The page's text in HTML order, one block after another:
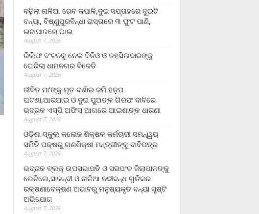
ବଢ଼ିଲା ନାଳିଆ ରେବ କପାଳି,ଦୁଇ ସପ୍ତାହରେ ଦୁଇଟି
ବନ୍ୟା, ବିଷ୍ଣୁପୁରବିନ୍ଧା ରାସ୍ତାରେ ୩ ଫୁଟ ପାଣି,
ଇଟାପାଳରେ ଘାଇ
August 7, 2026
ରିଲିଫ ବଂଟନକୁ ନେଇ ବିଡିଓ ଓ ତହସିଲଦାରଙ୍କୁ
ଘେରିଲା ଧାମନଗର ବିଜେଡି
August 7, 2026
ଜୀବିତ ମା’ଙ୍କୁ ମୃତ ଦର୍ଶାଇ ଜମି ହଡ଼ପ
ଘଟଣା,ଆରଆଇ ଓ ଦୁଇ ପୁଅଙ୍କ ଗିରଫ ଦାବିରେ
ଭଦ୍ରକ ଏସ୍‌ପି ଅଫିସ ଆଗରେ ଆଇଶାଙ୍କ ଧାରଣା
August 7, 2026
ଓଡ଼ିଶା ସ୍କୁଲ କଲେଜ ଶିକ୍ଷକ କର୍ମଚାରୀ ସମନ୍ୱୟ
ସମିତି ପକ୍ଷରୁ ଗଣଶିକ୍ଷା ମନ୍ତ୍ରୀଙ୍କୁ ଦାବିପତ୍ର
August 7, 2026
ଭଦ୍ରକ ବ୍ଲକ୍ ଉପସଭାପତି ଓ ସରପଂଚ ଜିଲାପାଳଙ୍କୁ
ଭେଟିଲେ,ସାଳନ୍ଦୀ ଓ ନାଳିଆ ନଦୀବନ୍ଧ ଗୁଡିକର
ରକ୍ଷଣାବେକ୍ଷଣ ଅଭାବରୁ ମନୁଷ୍ୟକୃତ ବନ୍ୟା ସୃଷ୍ଟି
ଅଭିଯୋଗ
August 7, 2026